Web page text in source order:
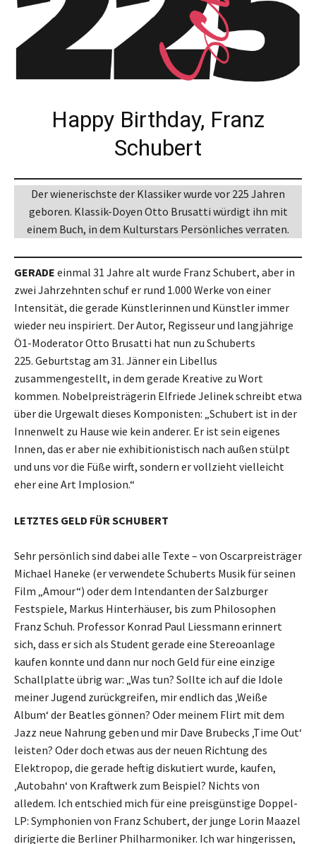
Happy Birthday, Franz
Schubert
Der wienerischste der Klassiker wurde vor 225 Jahren
geboren. Klassik-Doyen Otto Brusatti würdigt ihn mit
einem Buch, in dem Kulturstars Persönliches verraten.
GERADE einmal 31 Jahre alt wurde Franz Schubert, aber in
zwei Jahrzehnten schuf er rund 1.000 Werke von einer
Intensität, die gerade Künstlerinnen und Künstler immer
wieder neu inspiriert. Der Autor, Regisseur und langjährige
Ö1-Moderator Otto Brusatti hat nun zu Schuberts
225. Geburtstag am 31. Jänner ein Libellus
zusammengestellt, in dem gerade Kreative zu Wort
kommen. Nobelpreisträgerin Elfriede Jelinek schreibt etwa
über die Urgewalt dieses Komponisten: „Schubert ist in der
Innenwelt zu Hause wie kein anderer. Er ist sein eigenes
Innen, das er aber nie exhibitionistisch nach außen stülpt
und uns vor die Füße wirft, sondern er vollzieht vielleicht
eher eine Art Implosion.“
LETZTES GELD FÜR SCHUBERT
Sehr persönlich sind dabei alle Texte – von Oscarpreisträger
Michael Haneke (er verwendete Schuberts Musik für seinen
Film „Amour“) oder dem Intendanten der Salzburger
Festspiele, Markus Hinterhäuser, bis zum Philosophen
Franz Schuh. Professor Konrad Paul Liessmann erinnert
sich, dass er sich als Student gerade eine Stereoanlage
kaufen konnte und dann nur noch Geld für eine einzige
Schallplatte übrig war: „Was tun? Sollte ich auf die Idole
meiner Jugend zurückgreifen, mir endlich das ‚Weiße
Album‘ der Beatles gönnen? Oder meinem Flirt mit dem
Jazz neue Nahrung geben und mir Dave Brubecks ‚Time Out‘
leisten? Oder doch etwas aus der neuen Richtung des
Elektropop, die gerade heftig diskutiert wurde, kaufen,
‚Autobahn‘ von Kraftwerk zum Beispiel? Nichts von
alledem. Ich entschied mich für eine preisgünstige Doppel-
LP: Symphonien von Franz Schubert, der junge Lorin Maazel
dirigierte die Berliner Philharmoniker. Ich war hingerissen,